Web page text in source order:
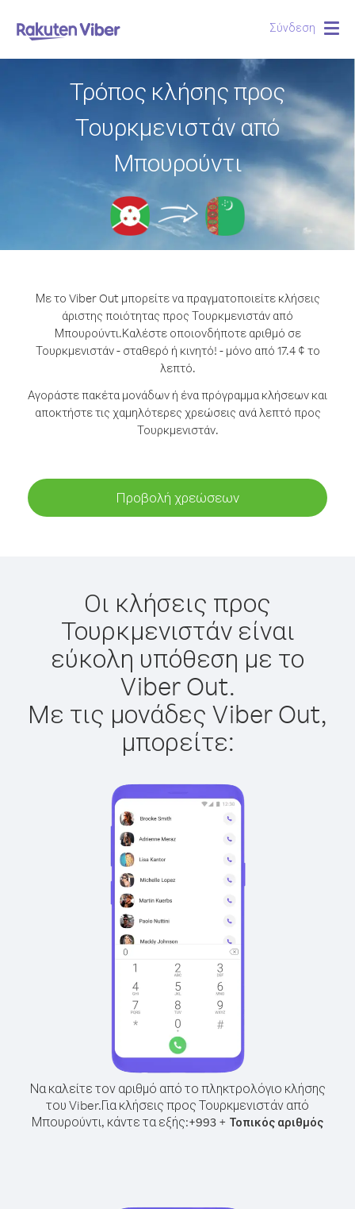
Σύνδεση
Τρόπος κλήσης προς
Τουρκμενιστάν από
Μπουρούντι
Με το Viber Out μπορείτε να πραγματοποιείτε κλήσεις
άριστης ποιότητας προς Τουρκμενιστάν από
Μπουρούντι.Καλέστε οποιονδήποτε αριθμό σε
Τουρκμενιστάν - σταθερό ή κινητό! - μόνο από 17.4 ¢ το
λεπτό.
Αγοράστε πακέτα μονάδων ή ένα πρόγραμμα κλήσεων και
αποκτήστε τις χαμηλότερες χρεώσεις ανά λεπτό προς
Τουρκμενιστάν.
Προβολή χρεώσεων
Οι κλήσεις προς
Τουρκμενιστάν είναι
εύκολη υπόθεση με το
Viber Out.
Με τις μονάδες Viber Out,
μπορείτε:
Να καλείτε τον αριθμό από το πληκτρολόγιο κλήσης
του Viber.Για κλήσεις προς Τουρκμενιστάν από
Μπουρούντι, κάντε τα εξής:+993 + Τοπικός αριθμός